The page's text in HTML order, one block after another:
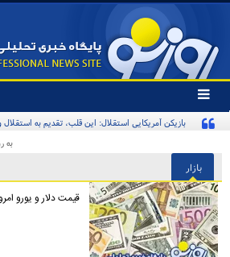
تغییر
وضعیت
منوی
ها
بازیکن آمریکایی استقلال: این قلب، تقدیم به استقلال
به روز
بازار
قیمت دلار و یورو امروز